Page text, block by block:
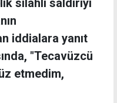
silahlı saldırıyı
iddialara yanıt
"Tecavüzcü
etmedim,